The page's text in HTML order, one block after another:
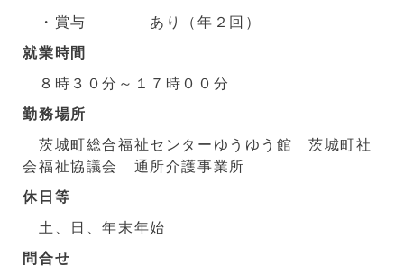
・賞与 あり（年２回）
就業時間
８時３０分～１７時００分
勤務場所
茨城町総合福祉センターゆうゆう館 茨城町社
会福祉協議会 通所介護事業所
休日等
土、日、年末年始
問合せ